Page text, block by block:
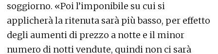
soggiorno. «Poi l’imponibile su cui si
applicherà la ritenuta sarà più basso, per effetto
degli aumenti di prezzo a notte e il minor
numero di notti vendute, quindi non ci sarà